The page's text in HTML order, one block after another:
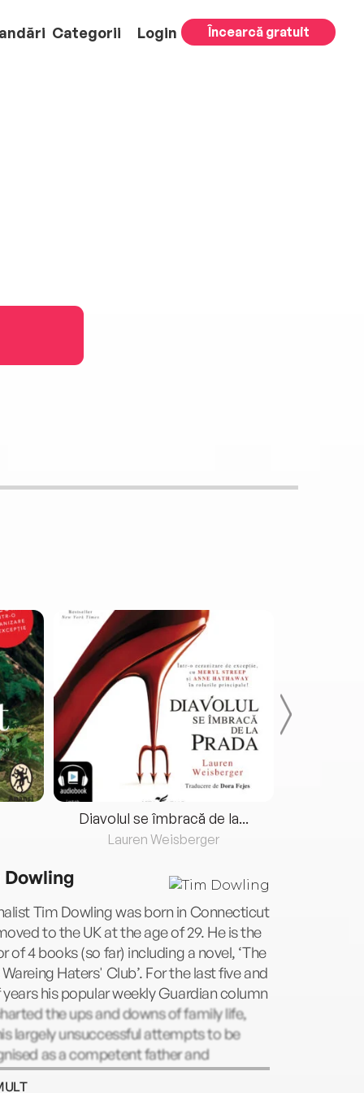
Categorii Login Încearcă gratuit
Diavolul se îmbracă de la...
Lauren Weisberger
Dowling
Tim Dowling was born in Connecticut
to the UK at the age of 29. He is the
of 4 books (so far) including a novel, ‘The
Haters' Club’. For the last five and
years his popular weekly Guardian column
the ups and downs of family life,
largely unsuccessful attempts to be
as a competent father and
combining self-deprecating humour